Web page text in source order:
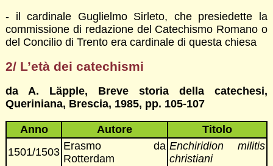
- il cardinale Guglielmo Sirleto, che presiedette la
commissione di redazione del Catechismo Romano o
del Concilio di Trento era cardinale di questa chiesa
2/ L’età dei catechismi
da A. Läpple, Breve storia della catechesi,
Queriniana, Brescia, 1985, pp. 105-107
Anno Autore
Titolo
1501/1503 Erasmo da
Rotterdam
Enchiridion militis
christiani